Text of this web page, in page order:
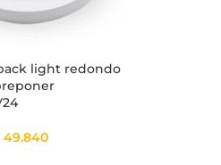
light redondo
49.840